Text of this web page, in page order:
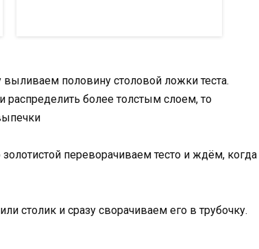
половину столовой ложки теста.
распределить более толстым слоем, то
переворачиваем тесто и ждём, когда
столик и сразу сворачиваем его в трубочку.